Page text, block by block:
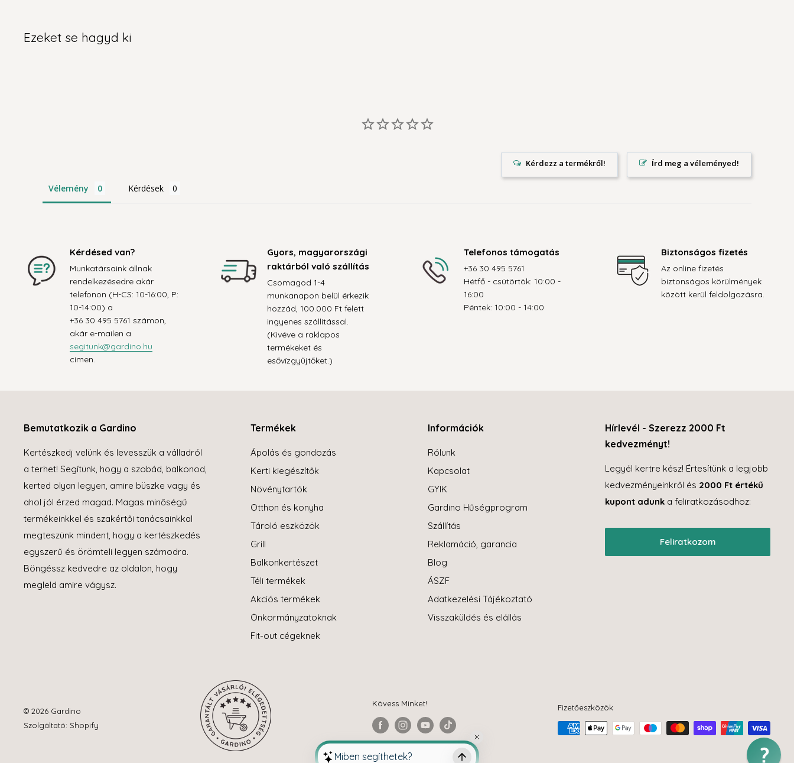
Ezeket se hagyd ki
Írd meg a véleményed!
Vélemény Kérdések
Kérdésed van?
Munkatársaink állnak
rendelkezésedre akár
telefonon (H-CS: 10-16:00, P:
10-14:00) a
+36 30 495 5761 számon,
akár e-mailen a
segitunk@gardino.hu
címen.
Gyors, magyarországi
raktárból való szállítás
Csomagod 1-4
munkanapon belül érkezik
hozzád, 100.000 Ft felett
ingyenes szállítással.
(Kivéve a raklapos
termékeket és
esővízgyűjtőket.)
Telefonos támogatás
+36 30 495 5761
Hétfő - csütörtök: 10:00 -
16:00
Péntek: 10:00 - 14:00
Biztonságos fizetés
Az online fizetés
biztonságos körülmények
között kerül feldolgozásra.
Bemutatkozik a Gardino
Kertészkedj velünk és levesszük a válladról
a terhet! Segítünk, hogy a szobád, balkonod,
kerted olyan legyen, amire büszke vagy és
ahol jól érzed magad. Magas minőségű
termékeinkkel és szakértői tanácsainkkal
megteszünk mindent, hogy a kertészkedés
egyszerű és örömteli legyen számodra.
Böngéssz kedvedre az oldalon, hogy
megleld amire vágysz.
Termékek
Ápolás és gondozás
Kerti kiegészítők
Növénytartók
Otthon és konyha
Tároló eszközök
Grill
Balkonkertészet
Téli termékek
Akciós termékek
Önkormányzatoknak
Fit-out cégeknek
Információk
Rólunk
Kapcsolat
GYIK
Gardino Hűségprogram
Szállítás
Reklamáció, garancia
Blog
ÁSZF
Adatkezelési Tájékoztató
Visszaküldés és elállás
Hírlevél - Szerezz 2000 Ft
kedvezményt!
Legyél kertre kész! Értesítünk a legjobb
kedvezményeinkről és 2000 Ft értékű
kupont adunk a feliratkozásodhoz:
Feliratkozom
© 2026 Gardino
Szolgáltató: Shopify
Kövess Minket! Fizetőeszközök